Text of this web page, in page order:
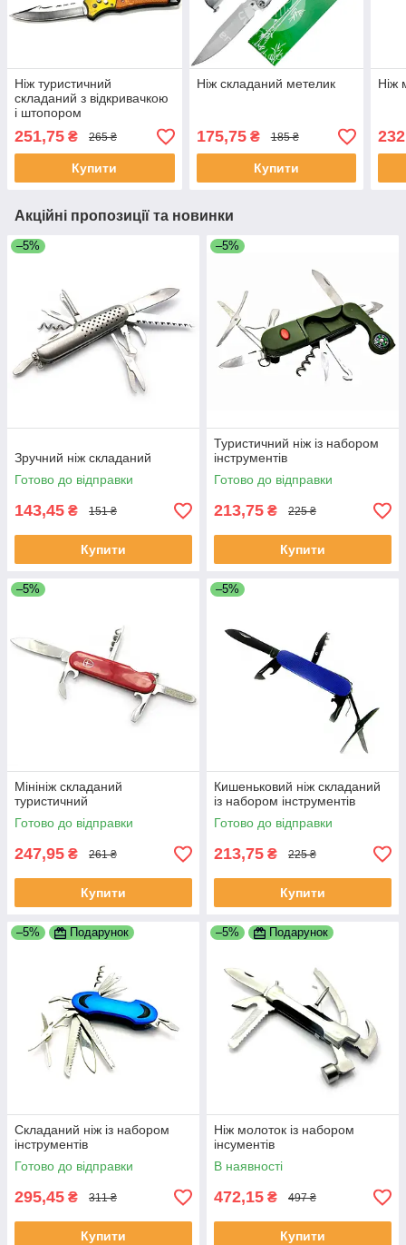
Ніж туристичний
складаний з відкривачкою
і штопором
251,75 ₴ 265 ₴
Купити
Ніж складаний метелик
175,75₴ 185 ₴
Купити
Ніж
Акційні пропозиції та новинки
–5%
Зручний ніж складаний
Готово до відправки
143,45 ₴ 151 ₴
Купити
–5%
Туристичний ніж із набором
інструментів
Готово до відправки
213,75 ₴ 225 ₴
Купити
–5%
Мінініж складаний
туристичний
Готово до відправки
247,95 ₴ 261 ₴
Купити
–5%
Кишеньковий ніж складаний
із набором інструментів
Готово до відправки
213,75 ₴ 225 ₴
Купити
–5% Подарунок
Складаний ніж із набором
інструментів
Готово до відправки
295,45 ₴ 311 ₴
Купити
–5% Подарунок
Ніж молоток із набором
інсументів
В наявності
472,15 ₴ 497 ₴
Купити